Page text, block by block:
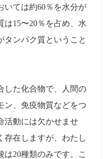
いては約60％を水分が
は15〜20％を占め、水
タンパク質ということ
した化合物で、人間の
ン、免疫物質などをつ
活動には欠かせませ
存在しますが、わたし
20種類のみです。こ